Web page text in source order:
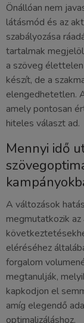
Önállóan nem
látásmód és az
szabályozása
tartalmak
a szöveg
készít, de a
elengedhetetlen.
amely pontosan
hiteles választ ad.
Mennyi idő
A változások
megmutatkozik
eléréséhez
forgalom
megtanulják,
kapkodjon el
amíg elegendő
optimalizáláshoz.